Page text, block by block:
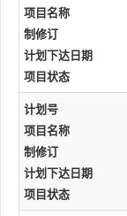
项目名称
制修订
计划下达日期
项目状态
计划号
项目名称
制修订
计划下达日期
项目状态